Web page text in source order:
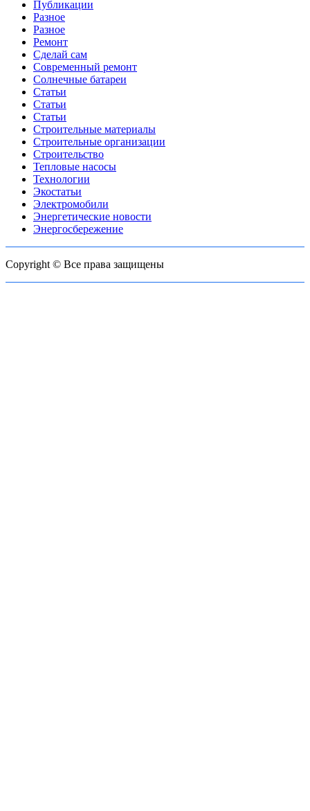
Публикации
Разное
Разное
Ремонт
Сделай сам
Современный ремонт
Солнечные батареи
Статьи
Статьи
Статьи
Строительные материалы
Строительные организации
Строительство
Тепловые насосы
Технологии
Экостатьи
Электромобили
Энергетические новости
Энергосбережение
Copyright © Все права защищены